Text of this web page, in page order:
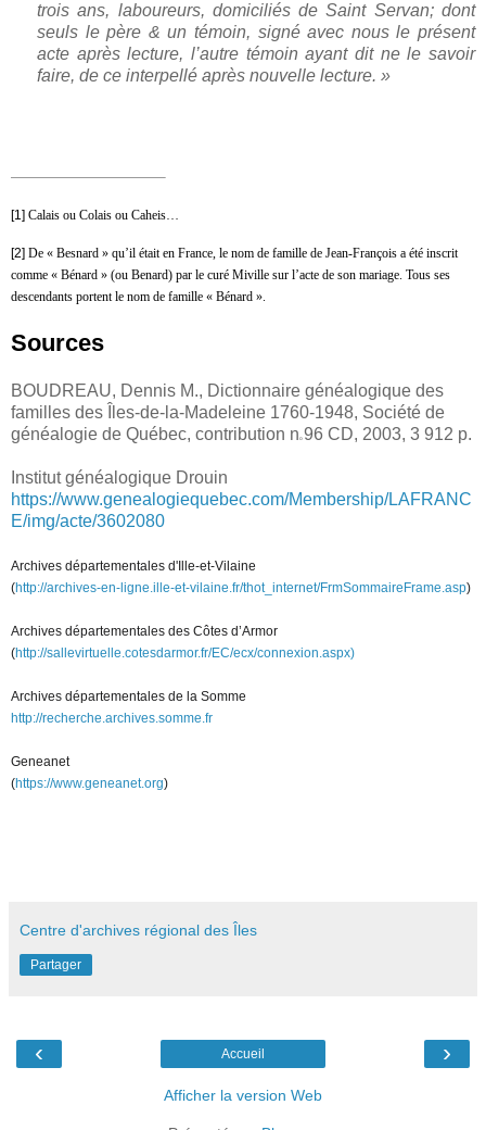
trois ans, laboureurs, domiciliés de Saint Servan; dont
seuls le père & un témoin, signé avec nous le présent
acte après lecture, l’autre témoin ayant dit ne le savoir
faire, de ce interpellé après nouvelle lecture. »
[1] Calais ou Colais ou Caheis…
[2] De « Besnard » qu’il était en France, le nom de famille de Jean-François a été inscrit
comme « Bénard » (ou Benard) par le curé Miville sur l’acte de son mariage. Tous ses
descendants portent le nom de famille « Bénard ».
Sources
BOUDREAU, Dennis M., Dictionnaire généalogique des
familles des Îles-de-la-Madeleine 1760-1948, Société de
généalogie de Québec, contribution no96 CD, 2003, 3 912 p.
Institut généalogique Drouin
https://www.genealogiequebec.com/Membership/LAFRANC
E/img/acte/3602080
Archives départementales d'Ille-et-Vilaine
(http://archives-en-ligne.ille-et-vilaine.fr/thot_internet/FrmSommaireFrame.asp)
Archives départementales des Côtes d’Armor
(http://sallevirtuelle.cotesdarmor.fr/EC/ecx/connexion.aspx)
Archives départementales de la Somme
http://recherche.archives.somme.fr
Geneanet
(https://www.geneanet.org)
Centre d'archives régional des Îles
Partager
‹ ›
Accueil
Afficher la version Web